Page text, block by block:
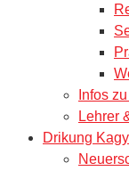
Infos
Lehrer
Drikung